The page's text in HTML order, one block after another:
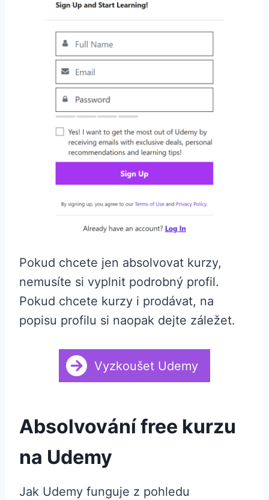
Pokud chcete jen absolvovat kurzy,
nemusíte si vyplnit podrobný profil.
Pokud chcete kurzy i prodávat, na
popisu profilu si naopak dejte záležet.
Vyzkoušet Udemy
Absolvování free kurzu
na Udemy
Jak Udemy funguje z pohledu